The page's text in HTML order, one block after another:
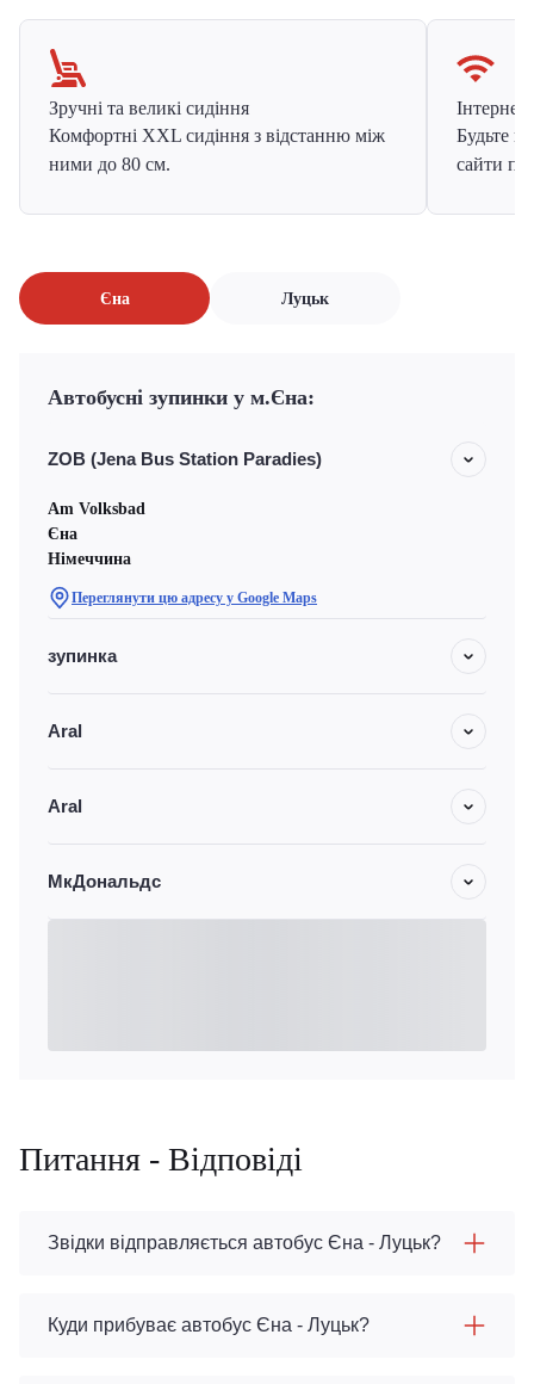
Зручні та великі сидіння
Комфортні XXL сидіння з відстанню між
ними до 80 см.
Інтернет
Будьте
сайти
Єна Луцьк
Автобусні зупинки у м.Єна:
ZOB (Jena Bus Station Paradies)
Am Volksbad
Єна
Німеччина
Переглянути цю адресу у Google Maps
зупинка
Aral
Aral
МкДональдс
Питання - Відповіді
Звідки відправляється автобус Єна - Луцьк?
Куди прибуває автобус Єна - Луцьк?